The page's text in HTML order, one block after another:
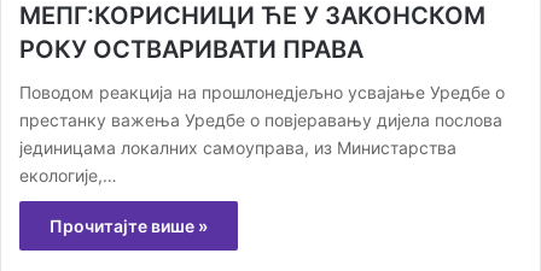
МЕПГ:КОРИСНИЦИ ЋЕ У ЗАКОНСКОМ
РОКУ ОСТВАРИВАТИ ПРАВА
Поводом реакција на прошлонедјељно усвајање Уредбе о
престанку важења Уредбе о повјеравању дијела послова
јединицама локалних самоуправа, из Министарства
екологије,…
Прочитајте више »